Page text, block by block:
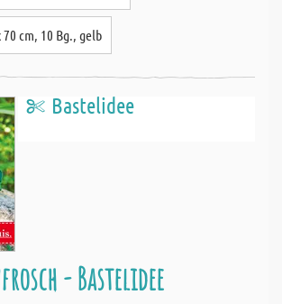
cm, 10 Bg., gelb
Bastelidee
- Bastelidee